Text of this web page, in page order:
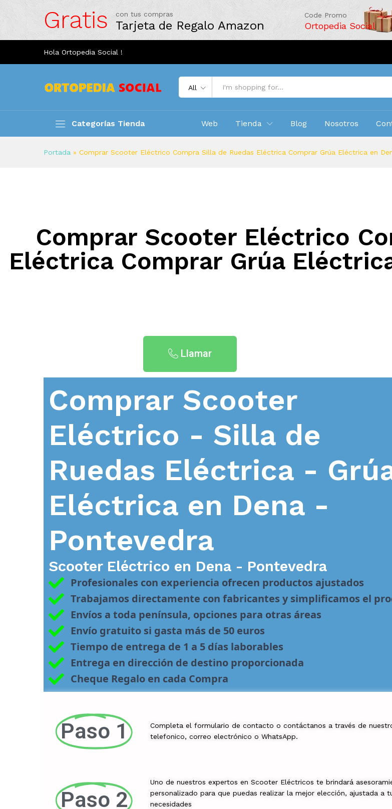
Gratis con tus compras
Tarjeta de Regalo Amazon
Code Promo
Ortopedia Social
Hola Ortopedia Social !
All
Categorías Tienda Web Tienda Blog Nosotros
Portada » Comprar Scooter Eléctrico Compra Silla de Ruedas Eléctrica Comprar Grúa Eléctrica en
Comprar Scooter Eléctrico
Eléctrica Comprar Grúa
Llamar
Comprar Scooter
Eléctrico - Silla de
Ruedas Eléctrica -
Eléctrica en Dena -
Pontevedra
Scooter Eléctrico en Dena - Pontevedra
Profesionales con experiencia ofrecen productos ajustados
Trabajamos directamente con fabricantes y simplificamos el
Envíos a toda península, opciones para otras áreas
Envío gratuito si gasta más de 50 euros
Tiempo de entrega de 1 a 5 días laborables
Entrega en dirección de destino proporcionada
Cheque Regalo en cada Compra
Paso 1
Paso 2
Completa el formulario de contacto o contáctanos a través de
telefonico, correo electrónico o WhatsApp.
Uno de nuestros expertos en Scooter Eléctricos te brindará
personalizado para que puedas realizar la mejor elección, ajustada a
necesidades